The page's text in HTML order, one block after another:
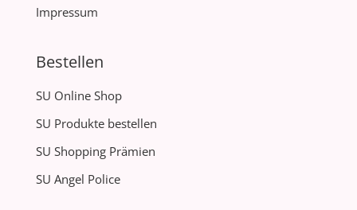
Impressum
Bestellen
SU Online Shop
SU Produkte bestellen
SU Shopping Prämien
SU Angel Police